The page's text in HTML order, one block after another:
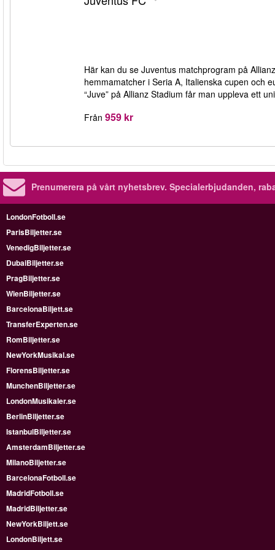
Här kan du se Juventus matchprogram på
hemmamatcher i Seria A, Italienska cupen och
“Juve” på Allianz Stadium får man uppleva ett
Från 959 kr
Prenumerera på vårt nyhetsbrev. Specialerbjudanden,
LondonFotboll.se
ParisBiljetter.se
VenedigBiljetter.se
DubaiBiljetter.se
PragBiljetter.se
WienBiljetter.se
BarcelonaBiljett.se
TransferExperten.se
RomBiljetter.se
NewYorkMusikal.se
FlorensBiljetter.se
MunchenBiljetter.se
LondonMusikaler.se
BerlinBiljetter.se
IstanbulBiljetter.se
AmsterdamBiljetter.se
MilanoBiljetter.se
BarcelonaFotboll.se
MadridFotboll.se
MadridBiljetter.se
NewYorkBiljett.se
LondonBiljett.se